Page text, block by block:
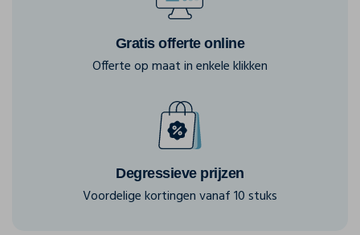
Gratis offerte online
Offerte op maat in enkele klikken
Degressieve prijzen
Voordelige kortingen vanaf 10 stuks